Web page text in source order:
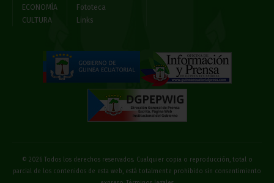
ECONOMÍA
CULTURA
Fototeca
Links
© 2026 Todos los derechos reservados. Cualquier copia o reproducción, total o
parcial de los contenidos de esta web, está totalmente prohibido sin consentimiento